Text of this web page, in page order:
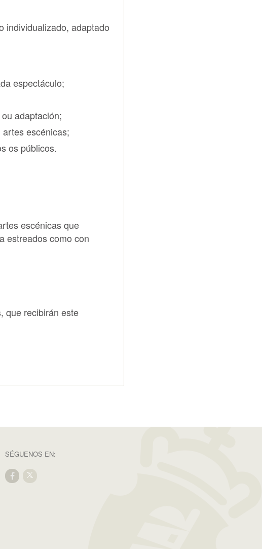
individualizado, adaptado
espectáculo;
adaptación;
escénicas;
os públicos.
escénicas que
estreados como con
que recibirán este
SÉGUENOS EN: